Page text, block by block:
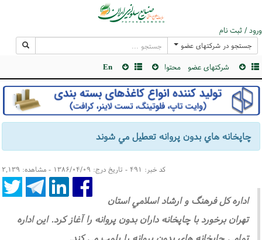
ورود / ثبت نام
جستجو در شرکتهای عضو
شرکتهای عضو محتوا En
چاپخانه هاي بدون پروانه تعطيل مي شوند
کد خبر: ۴۹۱ - تاریخ درج: ۱۳۸۶/۰۴/۰۹ - مشاهده: ۲,۱۳۹
اداره كل فرهنگ و ارشاد اسلامي استان
تهران برخورد با چاپخانه داران بدون پروانه را آغاز كرد. اين اداره